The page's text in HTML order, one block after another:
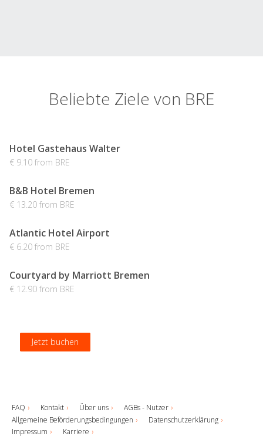
Beliebte Ziele von BRE
Hotel Gastehaus Walter
€ 9.10 from BRE
Jetzt buchen
B&B Hotel Bremen
€ 13.20 from BRE
Jetzt buchen
Atlantic Hotel Airport
€ 6.20 from BRE
Jetzt buchen
Courtyard by Marriott Bremen
€ 12.90 from BRE
Jetzt buchen
FAQ Kontakt Über uns
AGBs - Nutzer
Allgemeine Beförderungsbedingungen
Datenschutzerklärung
Impressum
Karriere